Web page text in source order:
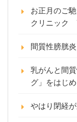
お正月のご
クリニック
間質性膀胱
乳がんと間
グ」をはじめ
やはり閉経が